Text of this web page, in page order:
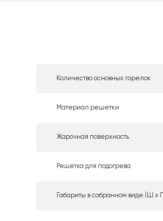
Количество основных горелок
Материал решетки
Жарочная поверхность
Решетка для подогрева
Габариты в собранном виде (Ш х